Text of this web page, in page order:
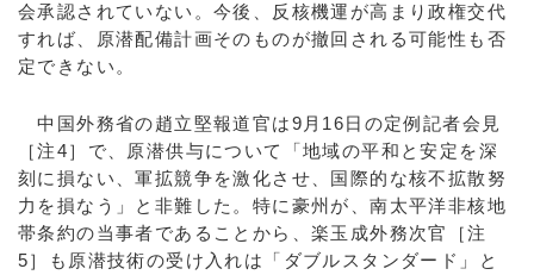
会承認されていない。今後、反核機運が高まり政権交代
すれば、原潜配備計画そのものが撤回される可能性も否
定できない。
中国外務省の趙立堅報道官は9月16日の定例記者会見
［注4］で、原潜供与について「地域の平和と安定を深
刻に損ない、軍拡競争を激化させ、国際的な核不拡散努
力を損なう」と非難した。特に豪州が、南太平洋非核地
帯条約の当事者であることから、楽玉成外務次官［注
5］も原潜技術の受け入れは「ダブルスタンダード」と